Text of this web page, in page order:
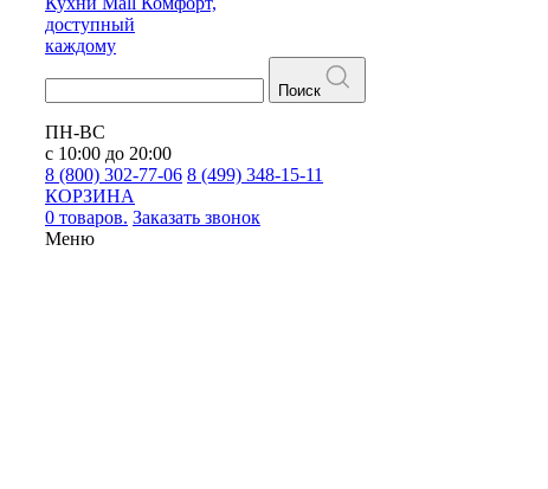
доступный
каждому
Поиск
ПН-ВС
с 10:00 до 20:00
8 (800) 302-77-06 8 (499) 348-15-11
КОРЗИНА
0 товаров. Заказать звонок
Меню